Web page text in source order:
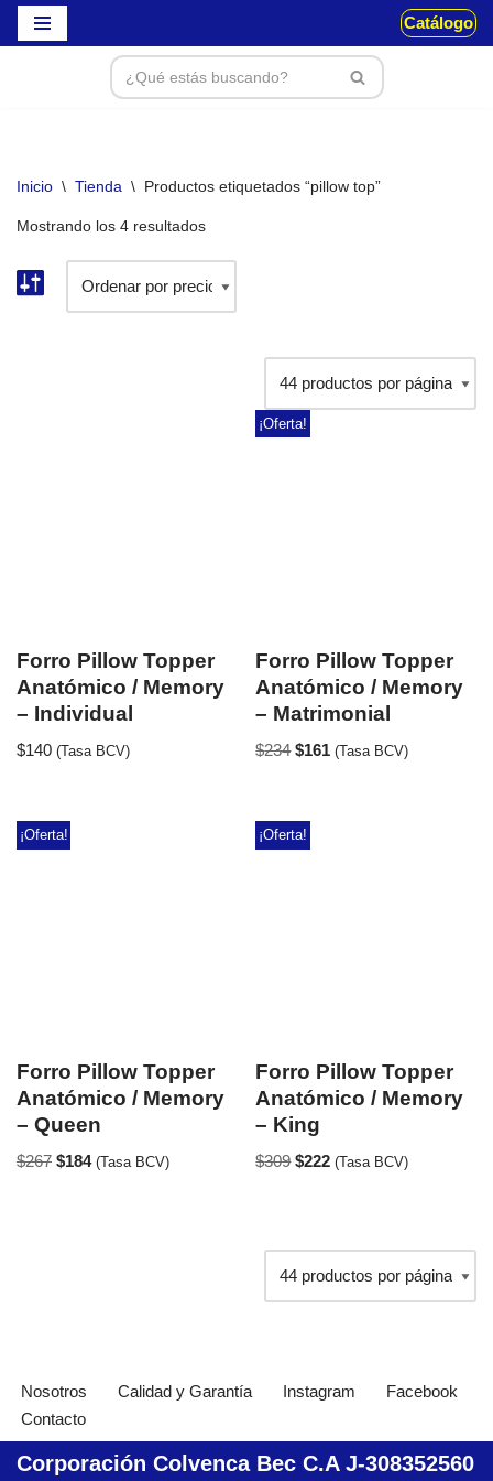
Catálogo
Inicio \ Tienda \ Productos etiquetados “pillow top”
Mostrando los 4 resultados
Forro Pillow Topper
Anatómico / Memory
– Individual
$140 (Tasa BCV)
¡Oferta!
Forro Pillow Topper
Anatómico / Memory
– Matrimonial
$234 $161 (Tasa BCV)
¡Oferta!
Forro Pillow Topper
Anatómico / Memory
– Queen
$267 $184 (Tasa BCV)
¡Oferta!
Forro Pillow Topper
Anatómico / Memory
– King
$309 $222 (Tasa BCV)
Nosotros Calidad y Garantía Instagram
Facebook
Contacto
Corporación Colvenca Bec C.A J-308352560